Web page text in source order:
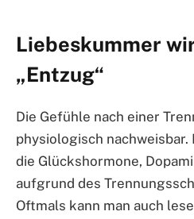
Liebeskummer
„Entzug“
Die Gefühle nach einer
physiologisch nachweisbar.
die Glückshormone,
aufgrund des
Oftmals kann man auch